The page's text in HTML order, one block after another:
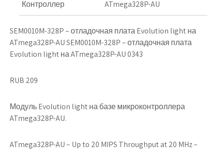
Контроллер ATmega328P-AU
SEM0010M-328P – отладочная плата Evolution light на
ATmega328P-AU SEM0010M-328P – отладочная плата
Evolution light на ATmega328P-AU 0343
RUB 209
Модуль Evolution light на базе микроконтроллера
ATmega328P-AU.
ATmega328P-AU – Up to 20 MIPS Throughput at 20 MHz –